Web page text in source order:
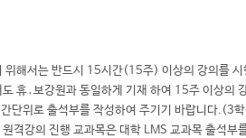
위해서는 반드시 15시간(15주) 이상의 강의를
휴․보강원과 동일하게 기재 하여 15주 이상의
단위로 출석부를 작성하여 주기기 바랍니다
격강의 진행 교과목은 대학 LMS 교과목 출석